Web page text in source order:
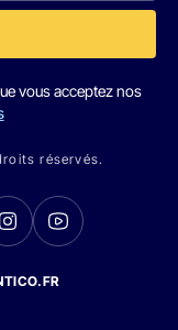
vous acceptez nos
réservés.